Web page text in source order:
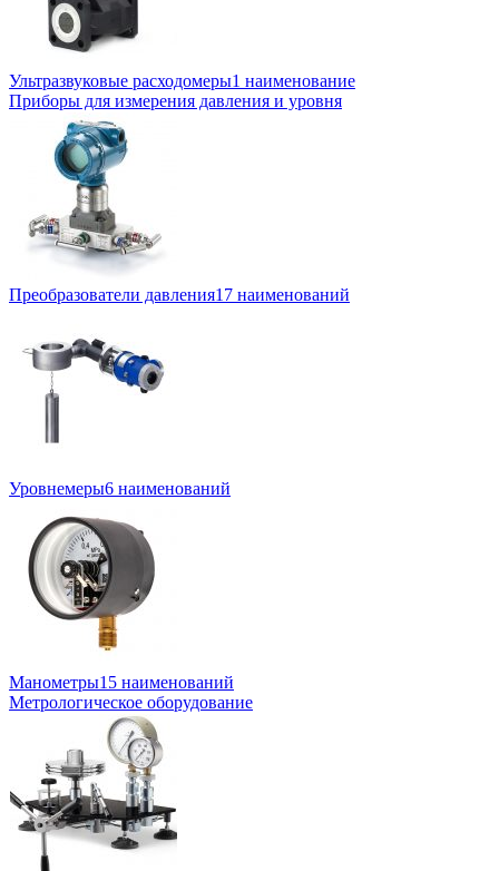
Ультразвуковые расходомеры1 наименование
Приборы для измерения давления и уровня
Преобразователи давления17 наименований
Уровнемеры6 наименований
Манометры15 наименований
Метрологическое оборудование